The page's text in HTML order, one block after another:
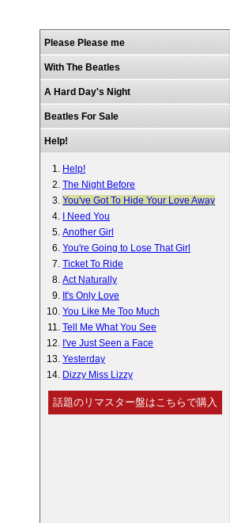
Please Please me
With The Beatles
A Hard Day's Night
Beatles For Sale
Help!
Help!
The Night Before
You've Got To Hide Your Love Away
I Need You
Another Girl
You're Going to Lose That Girl
Ticket To Ride
Act Naturally
It's Only Love
You Like Me Too Much
Tell Me What You See
I've Just Seen a Face
Yesterday
Dizzy Miss Lizzy
話題のリマスター盤はこちらで購入